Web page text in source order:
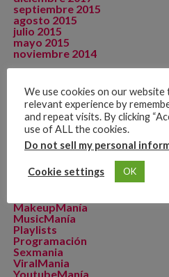
septiembre 2015
agosto 2015
julio 2015
mayo 2015
noviembre 2014
CATEGORÍAS
Artista de La Semana
CineManía
Dicomania TV
FitMania
MakeupManía
MusicManía
Playlists
Programación
Sexmania
ViralMania
YoutubeManía
We use cookies on our
relevant experience by
and repeat visits. By clicking
use of ALL the cookies.
Do not sell my personal
Cookie settings OK